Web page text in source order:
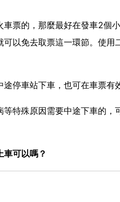
車票的，那麼最好在發車2個
可以免去取票這一環節。使
途停車站下車，也可在車票有
等特殊原因需要中途下車的
車可以嗎？